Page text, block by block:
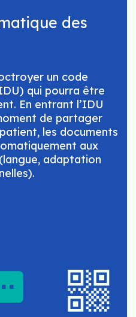
des
un code
qui pourra être
En entrant l’IDU
de partager
les documents
aux
adaptation